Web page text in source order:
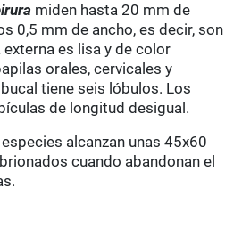
miden hasta 20 mm de
0,5 mm de ancho, es decir, son
es lisa y de color
orales, cervicales y
tiene seis lóbulos. Los
de longitud desigual.
alcanzan unas 45x60
cuando abandonan el